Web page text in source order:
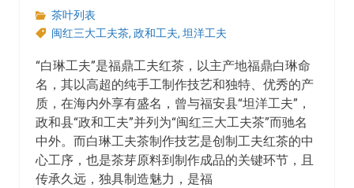
茶叶列表
闽红三大工夫茶, 政和工夫, 坦洋工夫
“白琳工夫”是福鼎工夫红茶，以主产地福鼎白琳命
名，其以高超的纯手工制作技艺和独特、优秀的产
质，在海内外享有盛名，曾与福安县“坦洋工夫”，
政和县“政和工夫”并列为“闽红三大工夫茶”而驰名
中外。而白琳工夫茶制作技艺是创制工夫红茶的中
心工序，也是茶芽原料到制作成品的关键环节，且
传承久远，独具制造魅力，是福